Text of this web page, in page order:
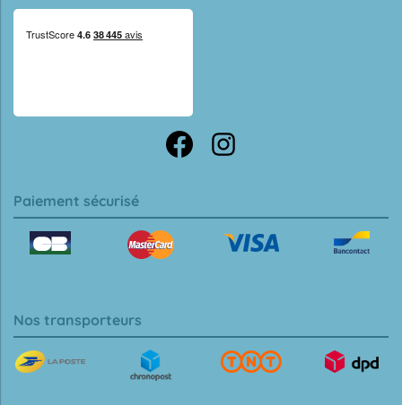
Paiement sécurisé
Nos transporteurs